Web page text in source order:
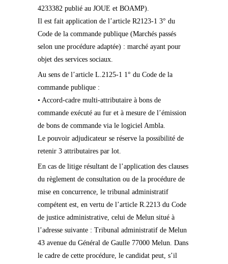
4233382 publié au JOUE et BOAMP).
Il est fait application de l’article R2123-1 3° du
Code de la commande publique (Marchés passés
selon une procédure adaptée) : marché ayant pour
objet des services sociaux.
Au sens de l’article L.2125-1 1° du Code de la
commande publique :
• Accord-cadre multi-attributaire à bons de
commande exécuté au fur et à mesure de l’émission
de bons de commande via le logiciel Ambla.
Le pouvoir adjudicateur se réserve la possibilité de
retenir 3 attributaires par lot.
En cas de litige résultant de l’application des clauses
du règlement de consultation ou de la procédure de
mise en concurrence, le tribunal administratif
compétent est, en vertu de l’article R.2213 du Code
de justice administrative, celui de Melun situé à
l’adresse suivante : Tribunal administratif de Melun
43 avenue du Général de Gaulle 77000 Melun. Dans
le cadre de cette procédure, le candidat peut, s’il